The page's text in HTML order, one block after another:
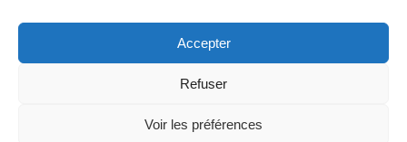
Accepter
Refuser
Voir les préférences